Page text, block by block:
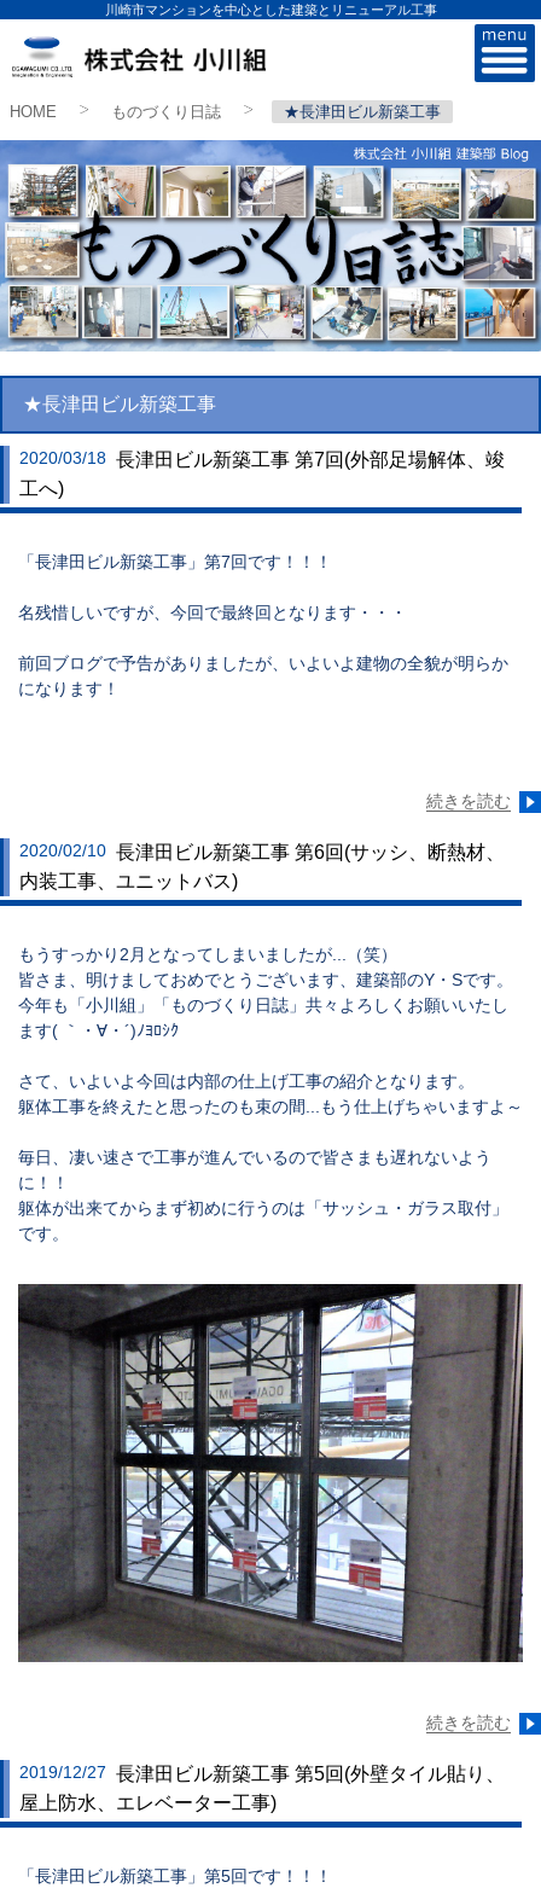
川崎市マンションを中心とした建築とリニューアル工事
HOME >ものづくり日誌 ★長津田ビル新築工事
★長津田ビル新築工事
2020/03/18 長津田ビル新築工事 第7回(外部足場解体、竣
工へ)
「長津田ビル新築工事」第7回です！！！
名残惜しいですが、今回で最終回となります・・・
前回ブログで予告がありましたが、いよいよ建物の全貌が明らか
になります！
続きを読む
2020/02/10 長津田ビル新築工事 第6回(サッシ、断熱材、
内装工事、ユニットバス)
もうすっかり2月となってしまいましたが...（笑）
皆さま、明けましておめでとうございます、建築部のY・Sです。
今年も「小川組」「ものづくり日誌」共々よろしくお願いいたし
ます( ｀・∀・´)ﾉﾖﾛｼｸ
さて、いよいよ今回は内部の仕上げ工事の紹介となります。
躯体工事を終えたと思ったのも束の間...もう仕上げちゃいますよ～
毎日、凄い速さで工事が進んでいるので皆さまも遅れないよう
に！！
躯体が出来てからまず初めに行うのは「サッシュ・ガラス取付」
です。
続きを読む
2019/12/27 長津田ビル新築工事 第5回(外壁タイル貼り、
屋上防水、エレベーター工事)
「長津田ビル新築工事」第5回です！！！